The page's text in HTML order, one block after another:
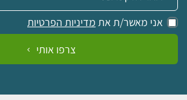
אני מאשר/ת את מדיניות הפרטיות
צרפו אותי